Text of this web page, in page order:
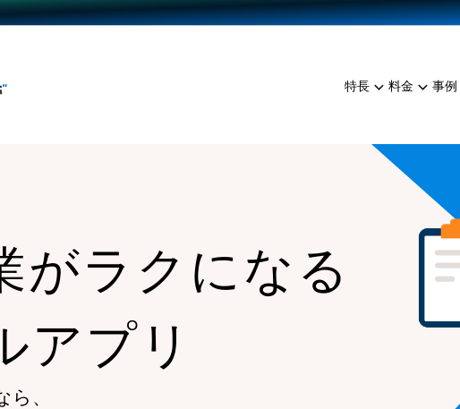
特長 料金 事例
WordPress導入
モバイルアプリ
複数店舗との連携
雑貨販売
料金シミュレーション
コミュニティイベント
YouTubeチャンネル
がラクになる
アプリ
、